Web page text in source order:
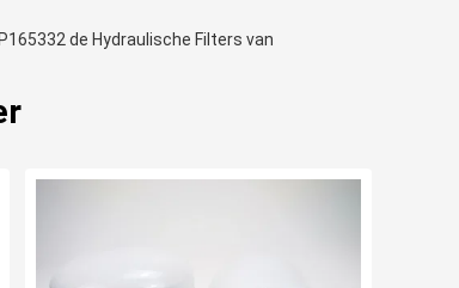
P165332 de Hydraulische Filters van